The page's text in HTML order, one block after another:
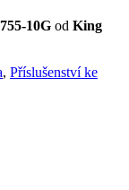
10G od King
, Příslušenství ke